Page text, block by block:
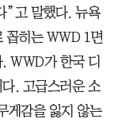
”고 말했다. 뉴욕
꼽히는 WWD 1면
WWD가 한국 디
. 고급스러운 소
게감을 잃지 않는